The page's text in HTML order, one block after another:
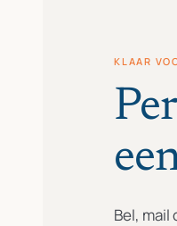
KLAAR
Bel,